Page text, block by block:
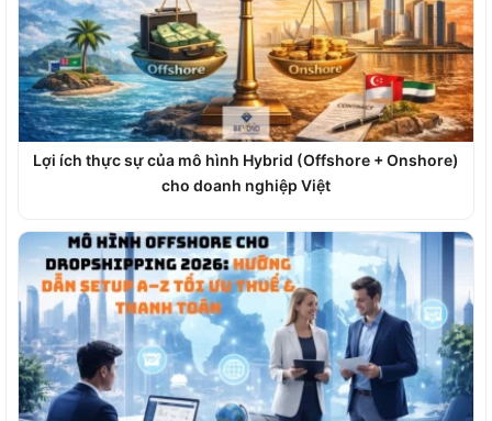
Lợi ích thực sự của mô hình Hybrid (Offshore + Onshore)
cho doanh nghiệp Việt